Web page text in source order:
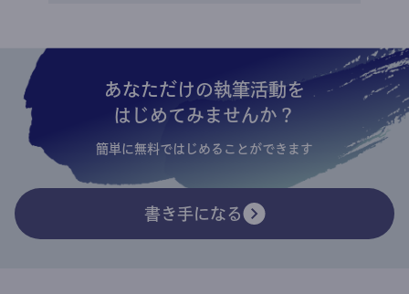
あなただけの執筆活動を
はじめてみませんか？
簡単に無料ではじめることができます
書き手になる